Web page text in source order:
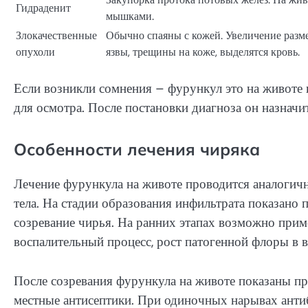
Гидраденит
мышками.
Злокачественные
опухоли
Обычно спаяны с кожей. Увеличение
язвы, трещины на коже, выделятся кровь.
Если возникли сомнения – фурункул это на животе
для осмотра. После постановки диагноза он
Особенности лечения чиряка
Лечение фурункула на животе проводится
тела. На стадии образования инфильтрата
созревание чирья. На ранних этапах возможно
воспалительный процесс, рост патогенной флоры
После созревания фурункула на животе показаны
местные антисептики. При одиночных нарывах